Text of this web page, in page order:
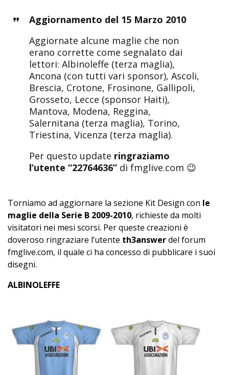
Aggiornamento del 15 Marzo 2010
Aggiornate alcune maglie che non
erano corrette come segnalato dai
lettori: Albinoleffe (terza maglia),
Ancona (con tutti vari sponsor), Ascoli,
Brescia, Crotone, Frosinone, Gallipoli,
Grosseto, Lecce (sponsor Haiti),
Mantova, Modena, Reggina,
Salernitana (terza maglia), Torino,
Triestina, Vicenza (terza maglia).
Per questo update ringraziamo
l’utente “22764636”di fmglive.com 😉
Torniamo ad aggiornare la sezione Kit Design con le
maglie della Serie B 2009-2010, richieste da molti
visitatori nei mesi scorsi. Per queste creazioni è
doveroso ringraziare l’utente th3answerdel forum
fmglive.com, il quale ci ha concesso di pubblicare i suoi
disegni.
ALBINOLEFFE